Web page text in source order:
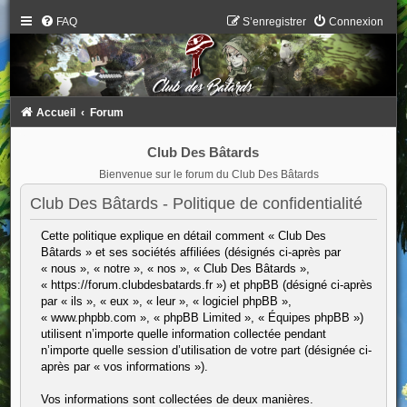
FAQ Connexion
S’enregistrer
Accueil Forum
Club Des Bâtards
Bienvenue sur le forum du Club Des Bâtards
Club Des Bâtards - Politique de confidentialité
Cette politique explique en détail comment « Club Des
Bâtards » et ses sociétés affiliées (désignés ci-après par
« nous », « notre », « nos », « Club Des Bâtards »,
« https://forum.clubdesbatards.fr ») et phpBB (désigné ci-après
par « ils », « eux », « leur », « logiciel phpBB »,
« www.phpbb.com », « phpBB Limited », « Équipes phpBB »)
utilisent n’importe quelle information collectée pendant
n’importe quelle session d’utilisation de votre part (désignée ci-
après par « vos informations »).
Vos informations sont collectées de deux manières.